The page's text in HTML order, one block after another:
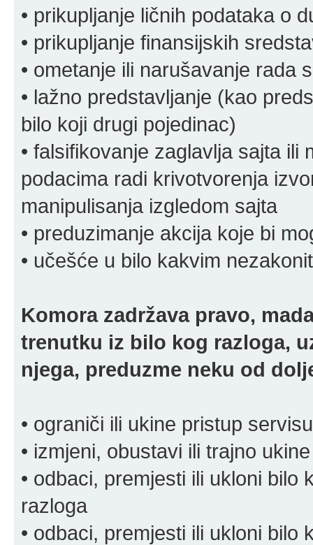
• prikupljanje ličnih podataka o
• prikupljanje finansijskih
• ometanje ili narušavanje rada
• lažno predstavljanje (kao
bilo koji drugi pojedinac)
• falsifikovanje zaglavlja sajta ili
podacima radi krivotvorenja
manipulisanja izgledom sajta
• preduzimanje akcija koje bi
• učešće u bilo kakvim
Komora zadržava pravo,
trenutku iz bilo kog razloga,
njega, preduzme neku od
• ograniči ili ukine pristup servisu
• izmjeni, obustavi ili trajno
• odbaci, premjesti ili ukloni bilo
razloga
• odbaci, premjesti ili ukloni bilo